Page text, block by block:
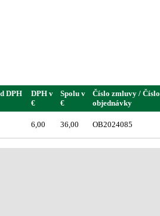
DPH
DPH v
€
Spolu v
€
Číslo zmluvy / Číslo
objednávky
6,00 36,00 OB2024085